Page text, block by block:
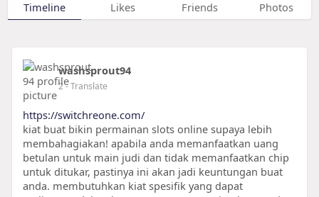
Timeline Likes Friends Photos
washsprout94
2- Translate
https://switchreone.com/
kiat buat bikin permainan slots online supaya lebih
membahagiakan! apabila anda memanfaatkan uang
betulan untuk main judi dan tidak memanfaatkan chip
untuk ditukar, pastinya ini akan jadi keuntungan buat
anda. membutuhkan kiat spesifik yang dapat